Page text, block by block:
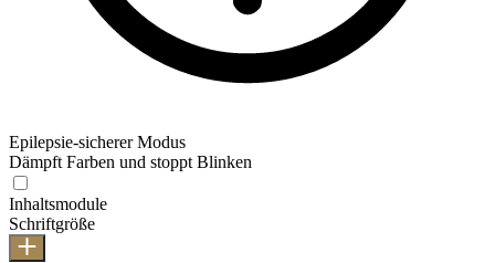
Epilepsie-sicherer Modus
Dämpft Farben und stoppt Blinken
Inhaltsmodule
Schriftgröße